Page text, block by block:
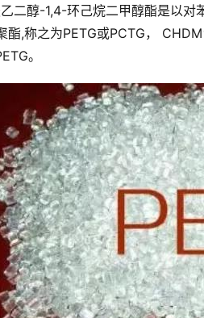
二醇-1,4-环己烷二甲醇酯是以
酯,称之为PETG或PCTG，
。